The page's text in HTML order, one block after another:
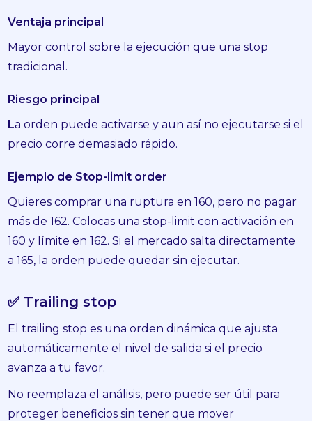
Ventaja principal
Mayor control sobre la ejecución que una stop
tradicional.
Riesgo principal
La orden puede activarse y aun así no ejecutarse si el
precio corre demasiado rápido.
Ejemplo de Stop-limit order
Quieres comprar una ruptura en 160, pero no pagar
más de 162. Colocas una stop-limit con activación en
160 y límite en 162. Si el mercado salta directamente
a 165, la orden puede quedar sin ejecutar.
✅ Trailing stop
El trailing stop es una orden dinámica que ajusta
automáticamente el nivel de salida si el precio
avanza a tu favor.
No reemplaza el análisis, pero puede ser útil para
proteger beneficios sin tener que mover